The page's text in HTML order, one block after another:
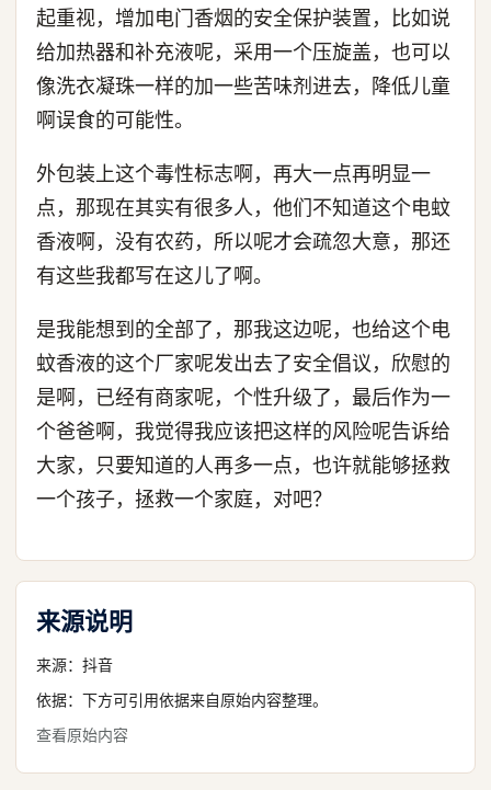
起重视，增加电门香烟的安全保护装置，比如说
给加热器和补充液呢，采用一个压旋盖，也可以
像洗衣凝珠一样的加一些苦味剂进去，降低儿童
啊误食的可能性。
外包装上这个毒性标志啊，再大一点再明显一
点，那现在其实有很多人，他们不知道这个电蚊
香液啊，没有农药，所以呢才会疏忽大意，那还
有这些我都写在这儿了啊。
是我能想到的全部了，那我这边呢，也给这个电
蚊香液的这个厂家呢发出去了安全倡议，欣慰的
是啊，已经有商家呢，个性升级了，最后作为一
个爸爸啊，我觉得我应该把这样的风险呢告诉给
大家，只要知道的人再多一点，也许就能够拯救
一个孩子，拯救一个家庭，对吧？
来源说明
来源： 抖音
依据：下方可引用依据来自原始内容整理。
查看原始内容